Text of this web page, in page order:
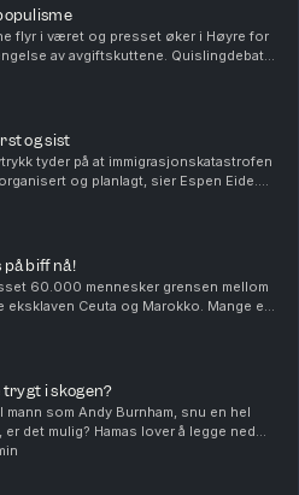
flyr i været og presset øker i Høyre for
av avgiftskuttene. Quislingdebatt i
norske landssvikeren er aktualisert i
og sist
tyder på at immigrasjonskatastrofen
og planlagt, sier Espen Eide.
et tak for samlede velferdsytelser er
biff nå!
60.000 mennesker grensen mellom
eksklaven Ceuta og Marokko. Mange er
på hverandre i sakens anledning,
trygt i skogen?
mann som Andy Burnham, snu en hel
er det mulig? Hamas lover å legge ned
et gjennombrudd eller er det ren